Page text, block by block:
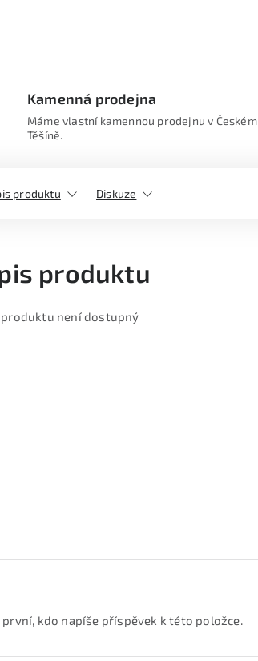
Kamenná prodejna
Máme vlastní kamennou prodejnu v Českém
Těšíně.
produktu Diskuze
produktu
produktu není dostupný
první, kdo napíše příspěvek k této položce.